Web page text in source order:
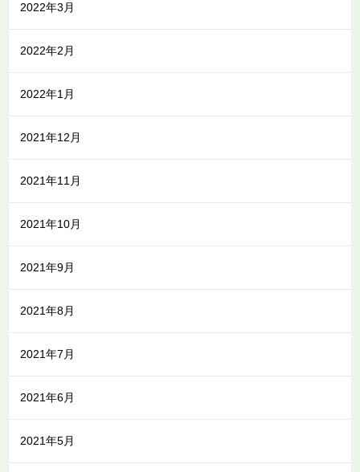
2022年3月
2022年2月
2022年1月
2021年12月
2021年11月
2021年10月
2021年9月
2021年8月
2021年7月
2021年6月
2021年5月